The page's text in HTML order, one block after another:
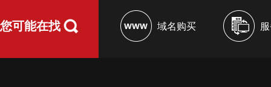
您可能在找 域名购买